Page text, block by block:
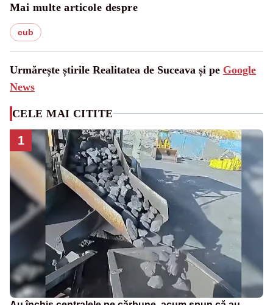
Mai multe articole despre
cub
Urmărește știrile Realitatea de Suceava și pe Google
News
CELE MAI CITITE
1